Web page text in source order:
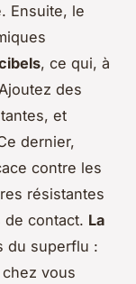
Ensuite, le
, ce qui, à
des
et
dernier,
contre les
résistantes
contact. La
du superflu :
vous